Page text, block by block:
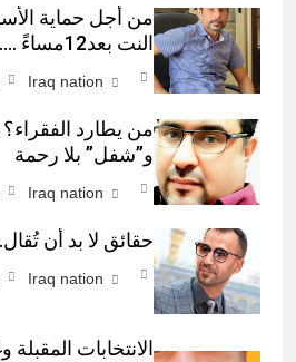
من أجل حماية
النت بعد12مساءً ….
Iraq nation
من يطارد الفقراء؟
و”شفل” بلا رحمة
Iraq nation
حقائق لا بد أن
Iraq nation
الانتخابات